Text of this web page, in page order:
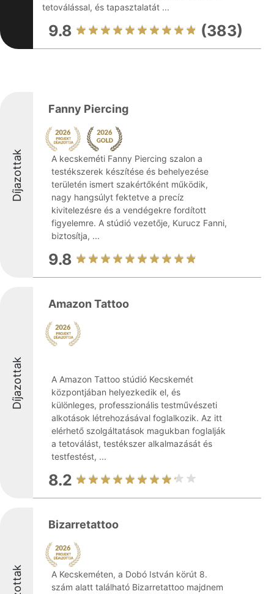
tetoválással, és tapasztalatát ...
9.8 (383)
Díjazottak
Fanny Piercing
A kecskeméti Fanny Piercing szalon a
testékszerek készítése és behelyezése
területén ismert szakértőként működik,
nagy hangsúlyt fektetve a precíz
kivitelezésre és a vendégekre fordított
figyelemre. A stúdió vezetője, Kurucz Fanni,
biztosítja, ...
9.8
Díjazottak
Amazon Tattoo
A Amazon Tattoo stúdió Kecskemét
központjában helyezkedik el, és
különleges, professzionális testművészeti
alkotások létrehozásával foglalkozik. Az itt
elérhető szolgáltatások magukban foglalják
a tetoválást, testékszer alkalmazását és
testfestést, ...
8.2
Bizarretattoo
A Kecskeméten, a Dobó István körút 8.
szám alatt található Bizarretattoo majdnem